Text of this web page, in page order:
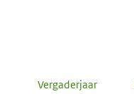
Vergaderjaar